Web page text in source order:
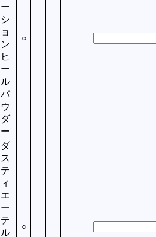
ー
シ
ョ
ン
ヒ
ー
ル
パ
ウ
ダ
ー
○
ダ
ス
テ
ィ
エ
ー
テ
ル
○